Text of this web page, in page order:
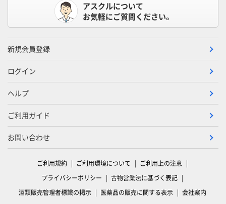
アスクルについて
お気軽にご質問ください。
新規会員登録
ログイン
ヘルプ
ご利用ガイド
お問い合わせ
ご利用規約 ご利用環境について
ご利用上の注意
プライバシーポリシー
古物営業法に基づく表記
酒類販売管理者標識の掲示
医薬品の販売に関する表示 会社案内